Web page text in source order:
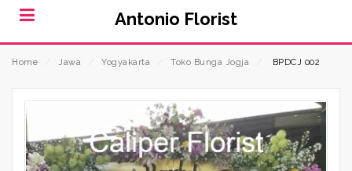
Antonio Florist
Home Jawa Yogyakarta Toko Bunga Jogja BPDCJ 002